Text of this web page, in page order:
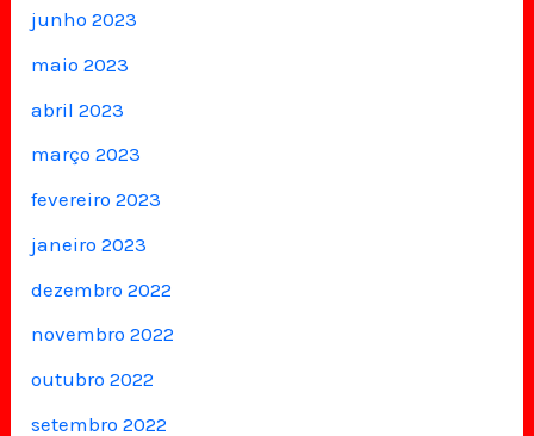
junho 2023
maio 2023
abril 2023
março 2023
fevereiro 2023
janeiro 2023
dezembro 2022
novembro 2022
outubro 2022
setembro 2022